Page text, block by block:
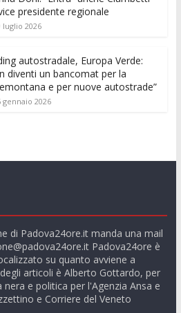
presidente regionale
luglio 2026
autostradale, Europa Verde:
diventi un bancomat per la
e per nuove autostrade”
gennaio 2026
di Padova24ore.it manda una mail
Padova24ore è
su quanto avviene a
articoli è Alberto Gottardo, per
e politica per l'Agenzia Ansa e
e Corriere del Veneto